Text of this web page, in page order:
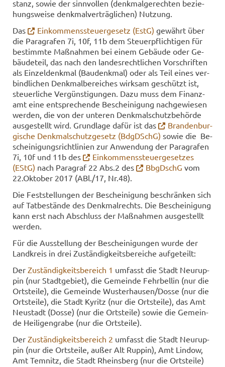
stanz, sowie der sinn­vol­len (denk­mal­ge­rech­ten be­zie­
hungs­wei­se denk­mal­ver­träg­li­chen) Nut­zung.
Das
Ein­kom­mens­steu­er­ge­setz (EstG) ge­währt über
die Pa­ra­gra­fen 7i, 10f, 11b dem Steu­er­pflich­ti­gen für
be­stimm­te Maß­nah­men bei einem Ge­bäu­de oder Ge­
bäu­de­teil, das nach den lan­des­recht­li­chen Vor­schrif­ten
als Ein­zel­denk­mal (Bau­denk­mal) oder als Teil eines ver­
bind­li­chen Denk­mal­be­rei­ches wirk­sam ge­schützt ist,
steu­er­li­che Ver­güns­ti­gun­gen. Dazu muss dem Fi­nanz­
amt eine ent­spre­chen­de Be­schei­ni­gung nach­ge­wie­sen
wer­den, die von der un­te­ren Denk­mal­schutz­be­hör­de
aus­ge­stellt wird. Grund­la­ge dafür ist das
Bran­den­bur­
gi­sche Denk­mal­schutz­ge­setz (BdgDSchG) sowie die Be­
schei­ni­gungs­richt­li­ni­en zur An­wen­dung der Pa­ra­gra­fen
7i, 10f und 11b des
Ein­kom­mens­steu­er­ge­set­zes
(EStG) nach Pa­ra­graf 22 Abs.2 des Bb­gDschG vom
22.Ok­to­ber 2017 (ABl./17, Nr.48).
Die Fest­stel­lun­gen der Be­schei­ni­gung be­schrän­ken sich
auf Tat­be­stän­de des Denk­mal­rechts. Die Be­schei­ni­gung
kann erst nach Ab­schluss der Maß­nah­men aus­ge­stellt
wer­den.
Für die Aus­stel­lung der Be­schei­ni­gun­gen wurde der
Land­kreis in drei Zu­stän­dig­keits­be­rei­che auf­ge­teilt:
Der Zu­stän­dig­keits­be­reich 1 um­fasst die Stadt Neu­rup­
pin (nur Stadt­ge­biet), die Ge­mein­de Fehr­bel­lin (nur die
Orts­tei­le), die Ge­mein­de Wus­ter­hau­sen/Dosse (nur die
Orts­tei­le), die Stadt Ky­ritz (nur die Orts­tei­le), das Amt
Neu­stadt (Dosse) (nur die Orts­tei­le) sowie die Ge­mein­
de Hei­li­gen­gra­be (nur die Orts­tei­le).
Der Zu­stän­dig­keits­be­reich 2 um­fasst die Stadt Neu­rup­
pin (nur die Orts­tei­le, außer Alt Rup­pin), Amt Lin­dow,
Amt Tem­nitz, die Stadt Rheins­berg (nur die Orts­tei­le)